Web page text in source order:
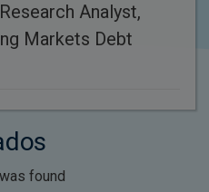
Analyst,
Markets Debt
found